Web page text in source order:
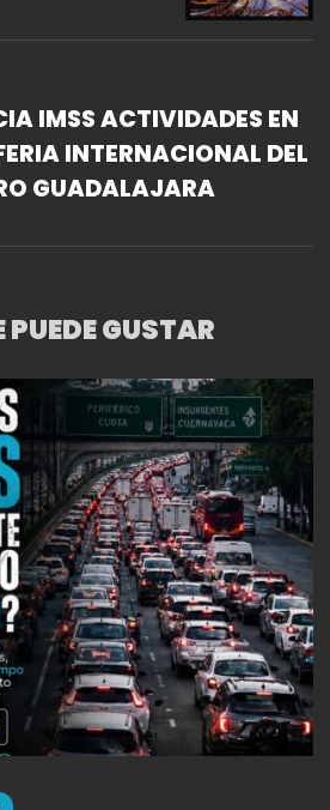
IMSS ACTIVIDADES EN
INTERNACIONAL DEL
GUADALAJARA
GUSTAR